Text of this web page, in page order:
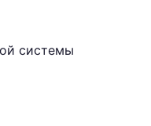
системы